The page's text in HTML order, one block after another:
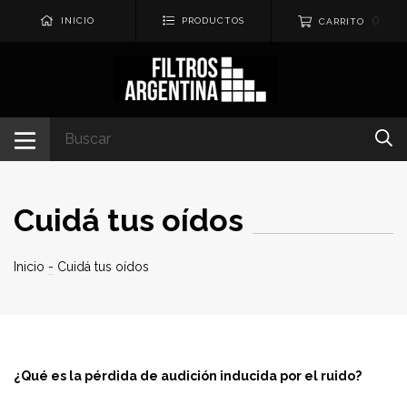
INICIO PRODUCTOS CARRITO 0
Cuidá tus oídos
Inicio - Cuidá tus oídos
¿Qué es la pérdida de audición inducida por el ruido?